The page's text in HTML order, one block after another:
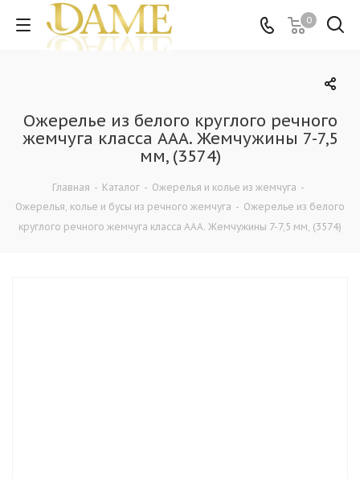
0
Ожерелье из белого круглого речного
жемчуга класса ААА. Жемчужины 7-7,5
мм, (3574)
Главная - Каталог - Ожерелья и колье из жемчуга -
Ожерелья, колье и бусы из речного жемчуга - Ожерелье из белого
круглого речного жемчуга класса ААА. Жемчужины 7-7,5 мм, (3574)